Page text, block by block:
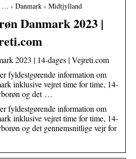
› Danmark › Midtjylland
Danmark 2023 |
2023 | 14-dages | Vejreti.com
fyldestgørende information om
inklusive vejret time for time, 14-
og det …
fyldestgørende information om
inklusive vejret time for time, 14-
og det gennemsnitlige vejr for